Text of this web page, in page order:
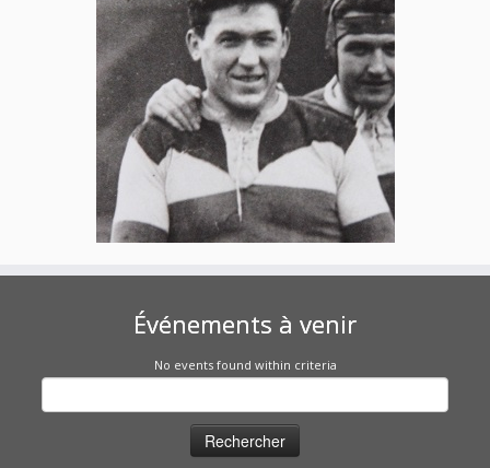
Événements à venir
No events found within criteria
Rechercher :